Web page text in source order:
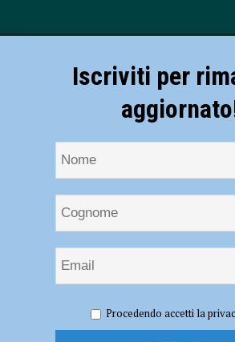
San Donnino e via Savini, Tassi: “Più decoro e
Iscriviti per
Procedendo accetti la